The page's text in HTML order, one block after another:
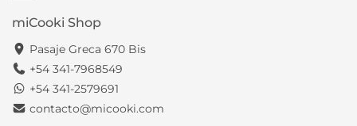
miCooki Shop
Pasaje Greca 670 Bis
+54 341-7968549
+54 341-2579691
contacto@micooki.com